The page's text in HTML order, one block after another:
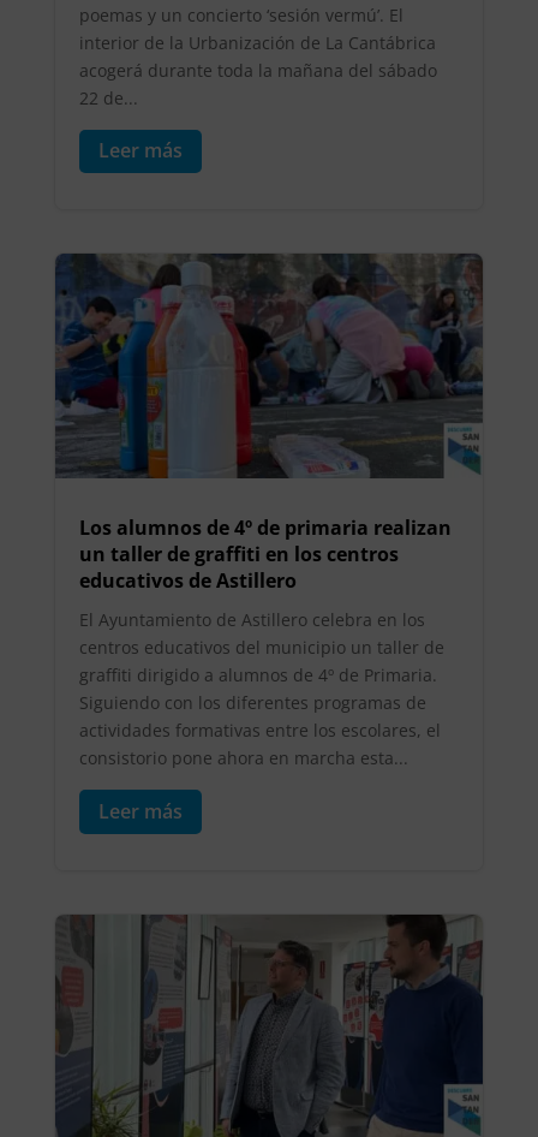
poemas y un concierto ‘sesión vermú’. El
interior de la Urbanización de La Cantábrica
acogerá durante toda la mañana del sábado
22 de...
Leer más
Los alumnos de 4º de primaria realizan
un taller de graffiti en los centros
educativos de Astillero
El Ayuntamiento de Astillero celebra en los
centros educativos del municipio un taller de
graffiti dirigido a alumnos de 4º de Primaria.
Siguiendo con los diferentes programas de
actividades formativas entre los escolares, el
consistorio pone ahora en marcha esta...
Leer más